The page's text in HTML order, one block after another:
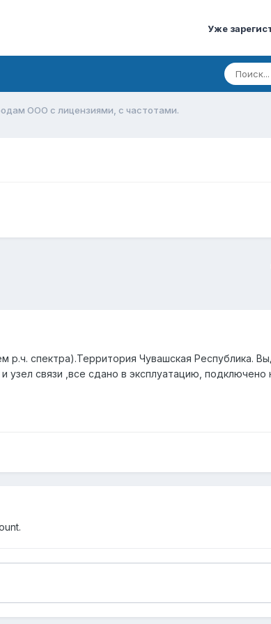
Уже
ООО с лицензиями, с частотами.
спектра).Территория Чувашская Республика.
связи ,все сдано в эксплуатацию,